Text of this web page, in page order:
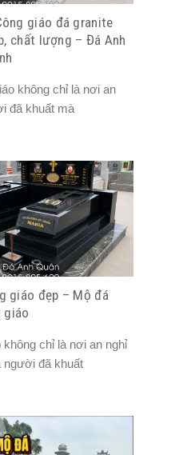
giáo đá granite
chất lượng – Đá Anh
không chỉ là nơi an
đã khuất mà
giáo đẹp – Mộ đá
giáo
không chỉ là nơi an nghỉ
người đã khuất